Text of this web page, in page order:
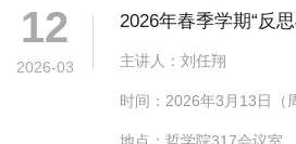
12
2026-03
2026年春季学期“反
预告 | 刘任翔 |“启新”
中的时间性阻力
主讲人：刘任翔
时间：2026年3月13日（